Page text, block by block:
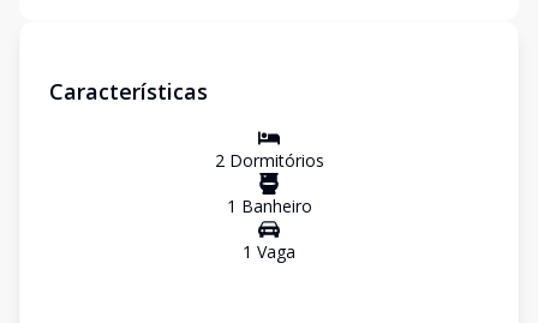
Características
2Dormitórios
1 Banheiro
1 Vaga